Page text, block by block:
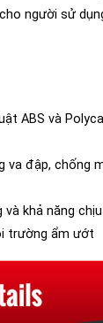
người sử
ABS và
va đập, chống
khả năng
trường ẩm ướt